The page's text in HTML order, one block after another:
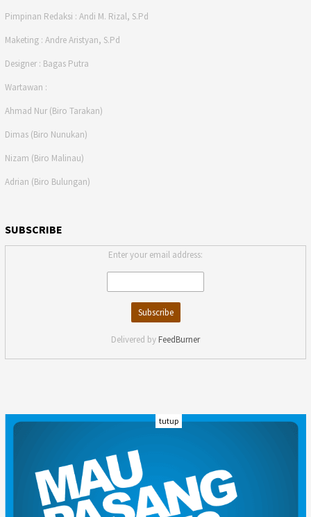
Pimpinan Redaksi : Andi M. Rizal, S.Pd
Maketing : Andre Aristyan, S.Pd
Designer : Bagas Putra
Wartawan :
Ahmad Nur (Biro Tarakan)
Dimas (Biro Nunukan)
Nizam (Biro Malinau)
Adrian (Biro Bulungan)
SUBSCRIBE
Enter your email address:
Delivered by FeedBurner
INDEKS
KARIR
REDAKSI
PRIVACY POLICY
DISCLAIMER
tutup